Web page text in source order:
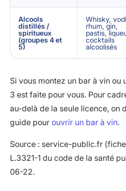
Alcools
distillés /
spiritueux
(groupes 4 et
5)
Whisky,
rhum, gin,
pastis,
cocktails
alcoolisés
Si vous montez un bar à vin ou
3 est faite pour vous. Pour
au-delà de la seule licence, on
guide pour ouvrir un bar à vin.
Source : service-public.fr
L.3321-1 du code de la santé
06-22.